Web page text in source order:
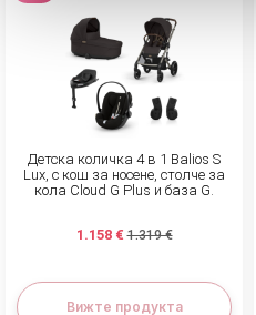
Детска количка 4 в 1 Balios S
Lux, с кош за носене, столче за
кола Cloud G Plus и база G.
1.158 € 1.319 €
Вижте продукта